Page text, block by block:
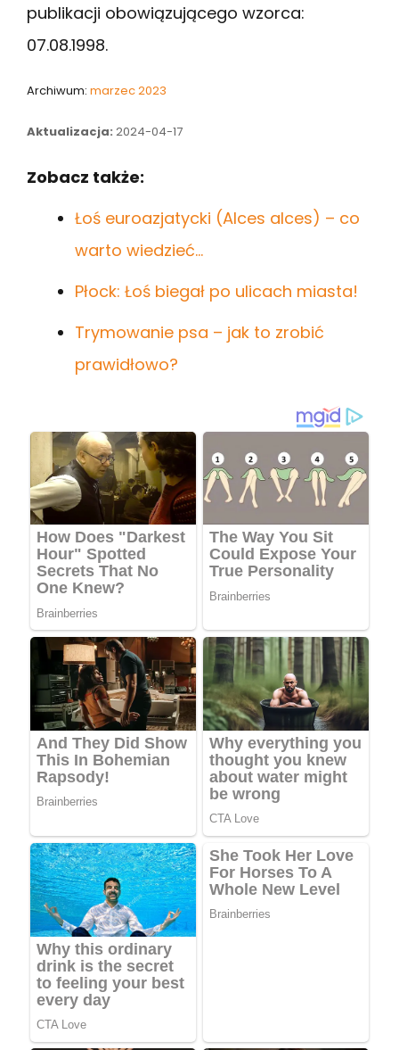
publikacji obowiązującego wzorca:
07.08.1998.
Archiwum: marzec 2023
Aktualizacja: 2024-04-17
Zobacz także:
Łoś euroazjatycki (Alces alces) – co
warto wiedzieć…
Płock: Łoś biegał po ulicach miasta!
Trymowanie psa – jak to zrobić
prawidłowo?